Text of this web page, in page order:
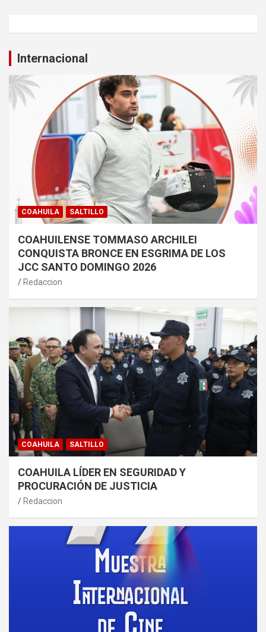
Internacional
COAHUILA SALTILLO
COAHUILENSE TOMMASO ARCHILEI
CONQUISTA BRONCE EN ESGRIMA DE LOS
JCC SANTO DOMINGO 2026
Redaccion
COAHUILA SALTILLO
COAHUILA LÍDER EN SEGURIDAD Y
PROCURACIÓN DE JUSTICIA
Redaccion